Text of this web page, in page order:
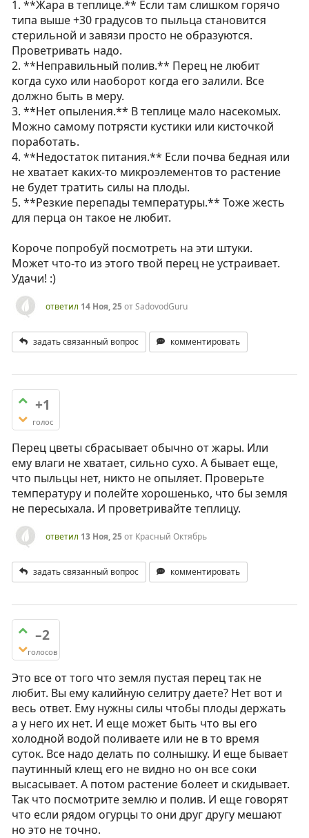
1. **Жара в теплице.** Если там слишком горячо
типа выше +30 градусов то пыльца становится
стерильной и завязи просто не образуются.
Проветривать надо.
2. **Неправильный полив.** Перец не любит
когда сухо или наоборот когда его залили. Все
должно быть в меру.
3. **Нет опыления.** В теплице мало насекомых.
Можно самому потрясти кустики или кисточкой
поработать.
4. **Недостаток питания.** Если почва бедная или
не хватает каких-то микроэлементов то растение
не будет тратить силы на плоды.
5. **Резкие перепады температуры.** Тоже жесть
для перца он такое не любит.
Короче попробуй посмотреть на эти штуки.
Может что-то из этого твой перец не устраивает.
Удачи! :)
ответил 14 Ноя, 25отSadovodGuru
задать связанный вопрос комментировать
+1
голос
Перец цветы сбрасывает обычно от жары. Или
ему влаги не хватает, сильно сухо. А бывает еще,
что пыльцы нет, никто не опыляет. Проверьте
температуру и полейте хорошенько, что бы земля
не пересыхала. И проветривайте теплицу.
ответил 13 Ноя, 25от Красный Октябрь
задать связанный вопрос комментировать
–2
голосов
Это все от того что земля пустая перец так не
любит. Вы ему калийную селитру даете? Нет вот и
весь ответ. Ему нужны силы чтобы плоды держать
а у него их нет. И еще может быть что вы его
холодной водой поливаете или не в то время
суток. Все надо делать по солнышку. И еще бывает
паутинный клещ его не видно но он все соки
высасывает. А потом растение болеет и скидывает.
Так что посмотрите землю и полив. И еще говорят
что если рядом огурцы то они друг другу мешают
но это не точно.